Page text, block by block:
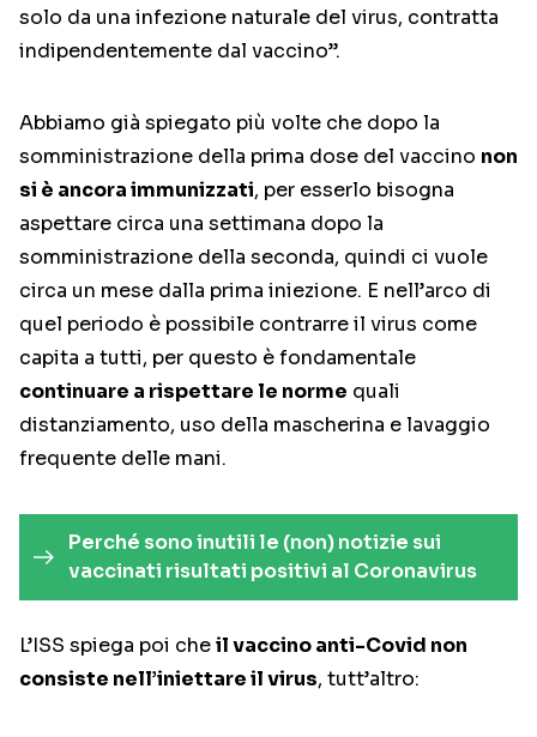
solo da una infezione naturale del virus, contratta
indipendentemente dal vaccino”.
Abbiamo già spiegato più volte che dopo la
somministrazione della prima dose del vaccino non
si è ancora immunizzati, per esserlo bisogna
aspettare circa una settimana dopo la
somministrazione della seconda, quindi ci vuole
circa un mese dalla prima iniezione. E nell’arco di
quel periodo è possibile contrarre il virus come
capita a tutti, per questo è fondamentale
continuare a rispettare le norme quali
distanziamento, uso della mascherina e lavaggio
frequente delle mani.
Perché sono inutili le (non) notizie sui
vaccinati risultati positivi al Coronavirus
L’ISS spiega poi cheil vaccino anti-Covid non
consiste nell’iniettare il virus, tutt’altro: